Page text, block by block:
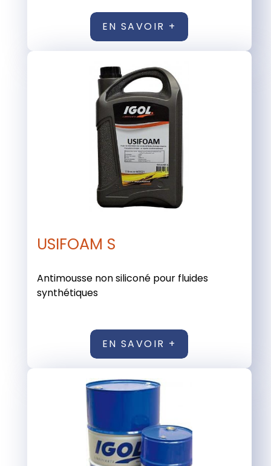
EN SAVOIR +
USIFOAM S
Antimousse non siliconé pour fluides
synthétiques
EN SAVOIR +